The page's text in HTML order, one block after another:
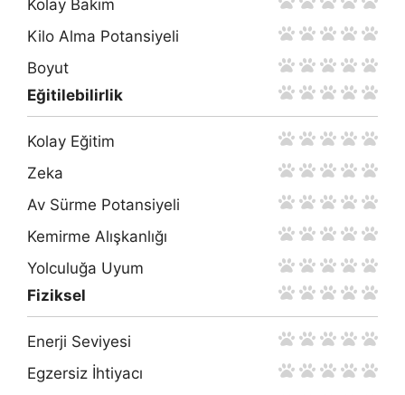
Kolay Bakım
Kilo Alma Potansiyeli
Boyut
Eğitilebilirlik
Kolay Eğitim
Zeka
Av Sürme Potansiyeli
Kemirme Alışkanlığı
Yolculuğa Uyum
Fiziksel
Enerji Seviyesi
Egzersiz İhtiyacı